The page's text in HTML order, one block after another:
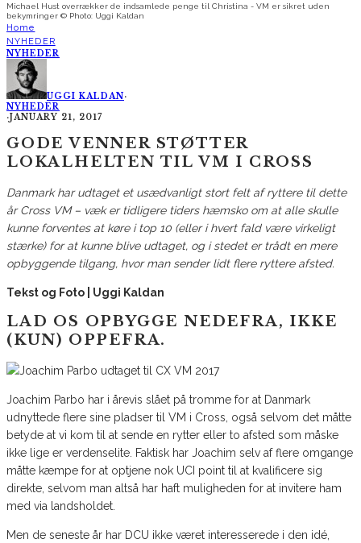
Michael Hust overrækker de indsamlede penge til Christina - VM er sikret uden
bekymringer © Photo: Uggi Kaldan
Home
NYHEDER
NYHEDER
UGGI KALDAN·
NYHEDER
·JANUARY 21, 2017
GODE VENNER STØTTER
LOKALHELTEN TIL VM I CROSS
Danmark har udtaget et usædvanligt stort felt af ryttere til dette
år Cross VM – væk er tidligere tiders hæmsko om at alle skulle
kunne forventes at køre i top 10 (eller i hvert fald være virkeligt
stærke) for at kunne blive udtaget, og i stedet er trådt en mere
opbyggende tilgang, hvor man sender lidt flere ryttere afsted.
Tekst og Foto | Uggi Kaldan
LAD OS OPBYGGE NEDEFRA, IKKE
(KUN) OPPEFRA.
Joachim Parbo har i årevis slået på tromme for at Danmark
udnyttede flere sine pladser til VM i Cross, også selvom det måtte
betyde at vi kom til at sende en rytter eller to afsted som måske
ikke lige er verdenselite. Faktisk har Joachim selv af flere omgange
måtte kæmpe for at optjene nok UCI point til at kvalificere sig
direkte, selvom man altså har haft muligheden for at invitere ham
med via landsholdet.
Men de seneste år har DCU ikke været interesserede i den idé,